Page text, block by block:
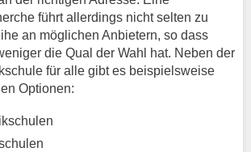
führt allerdings nicht selten zu
an möglichen Anbietern, so dass
die Qual der Wahl hat. Neben der
für alle gibt es beispielsweise
Optionen: